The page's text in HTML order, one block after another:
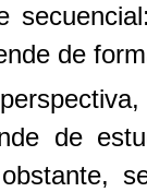
secuencial:
de
de